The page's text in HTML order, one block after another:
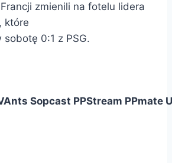
zmienili na fotelu lidera
które
sobotę 0:1 z PSG.
Sopcast PPStream PPmate